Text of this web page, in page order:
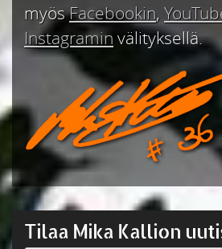
myösFacebookin,
Instagramin välityksellä.
Tilaa Mika Kallion